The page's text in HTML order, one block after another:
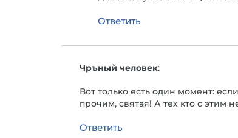
Ответить
Чръный человек:
Вот только есть один момент:
прочим, святая! А тех кто с этим
Ответить